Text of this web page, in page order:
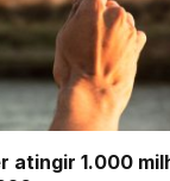
atingir 1.000